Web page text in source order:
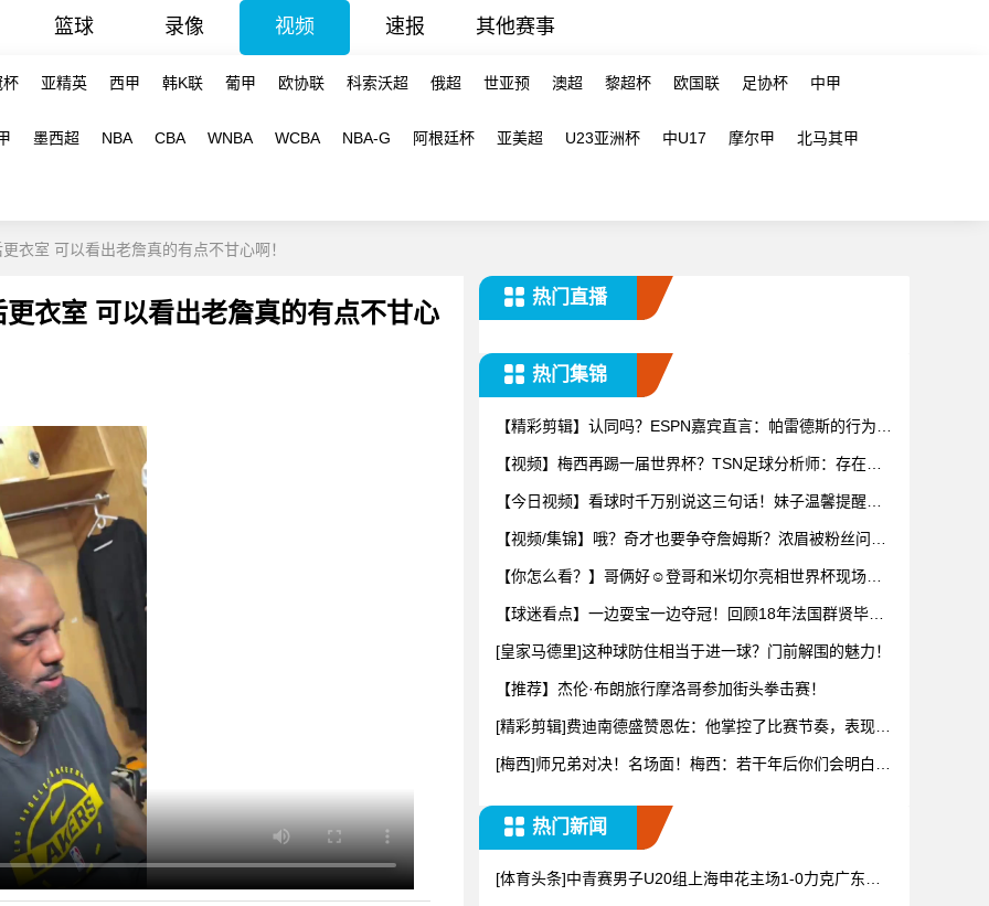
篮球 录像 视频 速报 其他赛事
杯 亚精英 西甲 韩K联 葡甲 欧协联 科索沃超 俄超 世亚预 澳超 黎超杯 欧国联 足协杯 中甲
墨西超 NBA CBA WNBA WCBA NBA-G 阿根廷杯 亚美超 U23亚洲杯 中U17 摩尔甲 北马其甲
衣室 可以看出老詹真的有点不甘心啊！
衣室 可以看出老詹真的有点不甘心
热门直播
热门集锦
【精彩剪辑】认同吗？ESPN嘉宾直言：帕雷德斯的行为无
【视频】梅西再踢一届世界杯？TSN足球分析师：存在可
【今日视频】看球时千万别说这三句话！妹子温馨提醒：
【视频/集锦】哦？奇才也要争夺詹姆斯？浓眉被粉丝问及
【你怎么看？】哥俩好☺️登哥和米切尔亮相世界杯现场一
【球迷看点】一边耍宝一边夺冠！回顾18年法国群贤毕至
[皇家马德里]这种球防住相当于进一球？门前解围的魅力！
【推荐】杰伦·布朗旅行摩洛哥参加街头拳击赛！
[精彩剪辑]费迪南德盛赞恩佐：他掌控了比赛节奏，表现太
[梅西]师兄弟对决！名场面！梅西：若干年后你们会明白11
热门新闻
[体育头条]中青赛男子U20组上海申花主场1-0力克广东广